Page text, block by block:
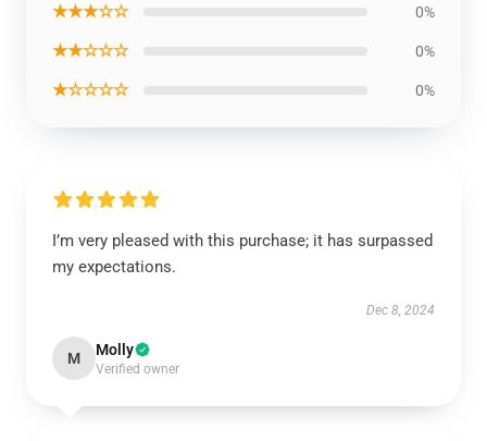
★★★☆☆ 0%
★★☆☆☆ 0%
★☆☆☆☆ 0%
I’m very pleased with this purchase; it has surpassed
my expectations.
Dec 8, 2024
M Molly
Verified owner